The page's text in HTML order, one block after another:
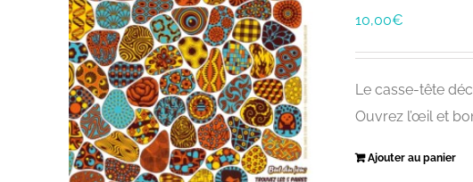
10,00€
Le casse-tête
Ouvrez l’œil et
Ajouter au panier